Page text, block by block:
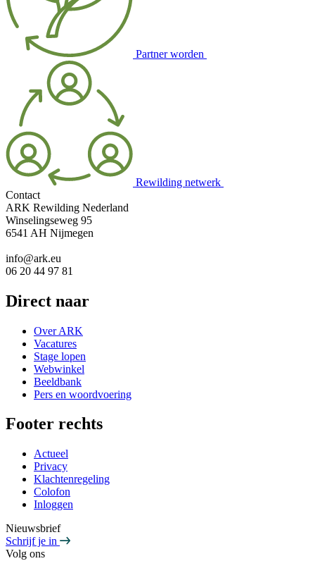
Partner worden
Rewilding netwerk
Contact
ARK Rewilding Nederland
Winselingseweg 95
6541 AH Nijmegen
info@ark.eu
06 20 44 97 81
Direct naar
Over ARK
Vacatures
Stage lopen
Webwinkel
Beeldbank
Pers en woordvoering
Footer rechts
Actueel
Privacy
Klachtenregeling
Colofon
Inloggen
Nieuwsbrief
Schrijf je in
Volg ons